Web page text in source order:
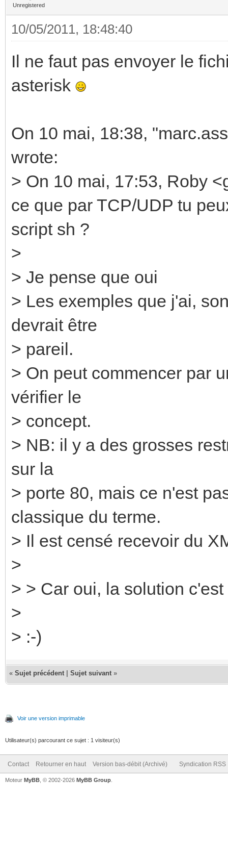
Unregistered
10/05/2011, 18:48:40
Il ne faut pas envoyer le
asterisk
On 10 mai, 18:38,
wrote:
> On 10 mai, 17:53, Roby
ce que par TCP/UDP tu
script sh ?
>
> Je pense que oui
> Les exemples que j'ai,
devrait être
> pareil.
> On peut commencer par
vérifier le
> concept.
> NB: il y a des grosses
sur la
> porte 80, mais ce n'est
classique du terme.
> Il est censé recevoir du
>
> > Car oui, la solution
>
> :-)
« Sujet précédent Sujet suivant »
Voir une version imprimable
Utilisateur(s) parcourant ce sujet : 1 visiteur(s)
Contact Retourner en haut Version bas-débit (Archivé) Syndication RSS
Moteur MyBB , © 2002-2026 MyBB Group